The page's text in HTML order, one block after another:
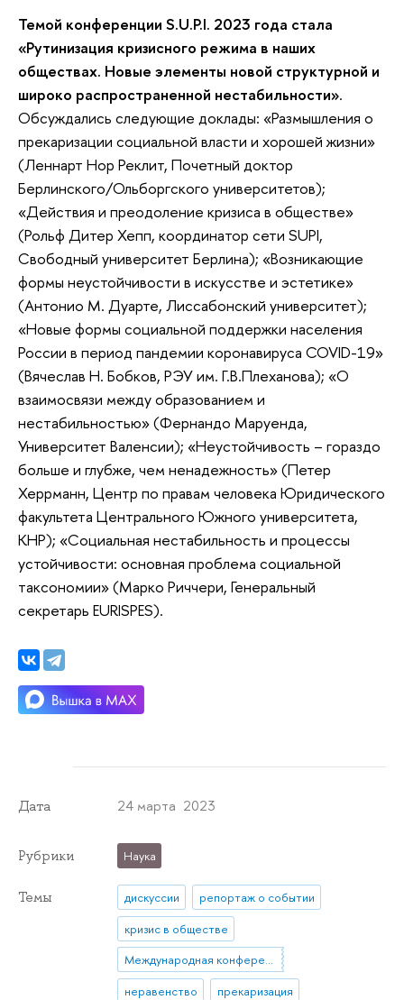
Темой конференции S.U.P.I. 2023 года стала
«Рутинизация кризисного режима в наших
обществах. Новые элементы новой структурной и
широко распространенной нестабильности».
Обсуждались следующие доклады: «Размышления о
прекаризации социальной власти и хорошей жизни»
(Леннарт Нор Реклит, Почетный доктор
Берлинского/Ольборгского университетов);
«Действия и преодоление кризиса в обществе»
(Рольф Дитер Хепп, координатор сети SUPI,
Свободный университет Берлина); «Возникающие
формы неустойчивости в искусстве и эстетике»
(Антонио М. Дуарте, Лиссабонский университет);
«Новые формы социальной поддержки населения
России в период пандемии коронавируса COVID-19»
(Вячеслав Н. Бобков, РЭУ им. Г.В.Плеханова); «О
взаимосвязи между образованием и
нестабильностью» (Фернандо Маруенда,
Университет Валенсии); «Неустойчивость – гораздо
больше и глубже, чем ненадежность» (Петер
Херрманн, Центр по правам человека Юридического
факультета Центрального Южного университета,
КНР); «Социальная нестабильность и процессы
устойчивости: основная проблема социальной
таксономии» (Марко Риччери, Генеральный
секретарь EURISPES).
Дата 24 марта 2023
Рубрики Наука
Темы дискуссии
репортаж о событии
кризис в обществе
Международная конференция
неравенство
прекаризация